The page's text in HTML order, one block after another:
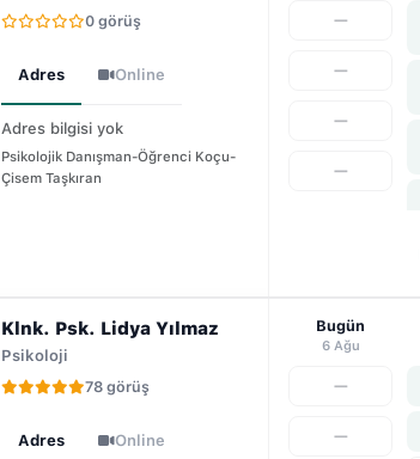
0 görüş
Adres Online
Adres bilgisi yok
Psikolojik Danışman-Öğrenci Koçu-
Çisem Taşkıran
—
—
—
—
Klnk. Psk. Lidya Yılmaz
Psikoloji
78 görüş
Adres Online
Bugün
6 Ağu
—
—